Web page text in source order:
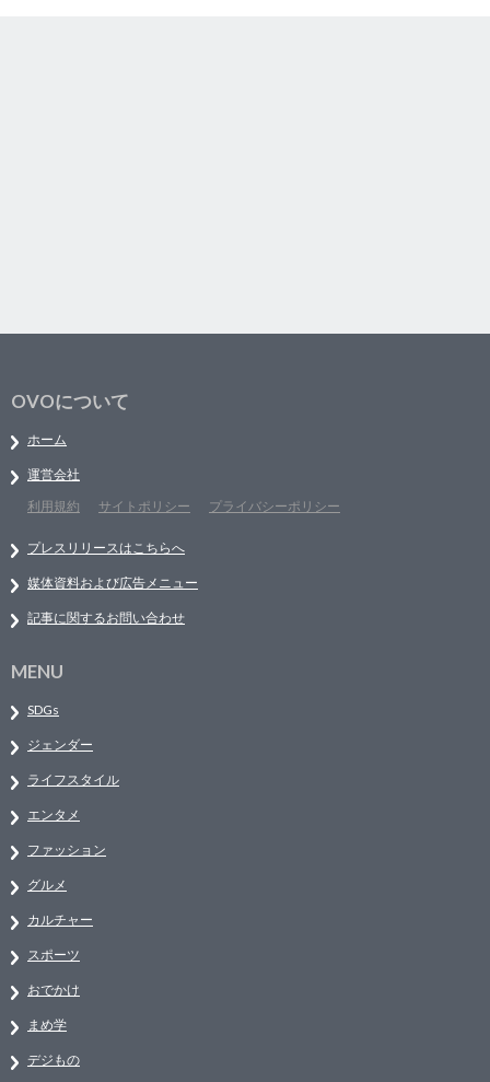
OVOについて
ホーム
運営会社
利用規約
サイトポリシー プライバシーポリシー
プレスリリースはこちらへ
媒体資料および広告メニュー
記事に関するお問い合わせ
MENU
SDGs
ジェンダー
ライフスタイル
エンタメ
ファッション
グルメ
カルチャー
スポーツ
おでかけ
まめ学
デジもの